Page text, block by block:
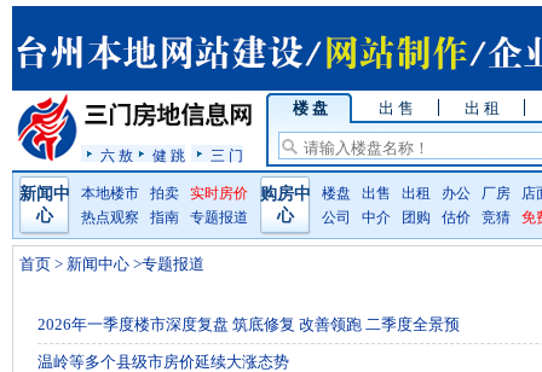
六 敖 健 跳 三 门
楼 盘 出 售 出 租
新闻中
心
本地楼市 拍卖
实时房价
热点观察
指南 专题报道
购房中
心
楼盘 出售 出租 办公 厂房
店
公司
中介 团购 估价 竞猜 免
首页 > 新闻中心 >专题报道
2026年一季度楼市深度复盘 筑底修复 改善领跑 二季度全景预
温岭等多个县级市房价延续大涨态势